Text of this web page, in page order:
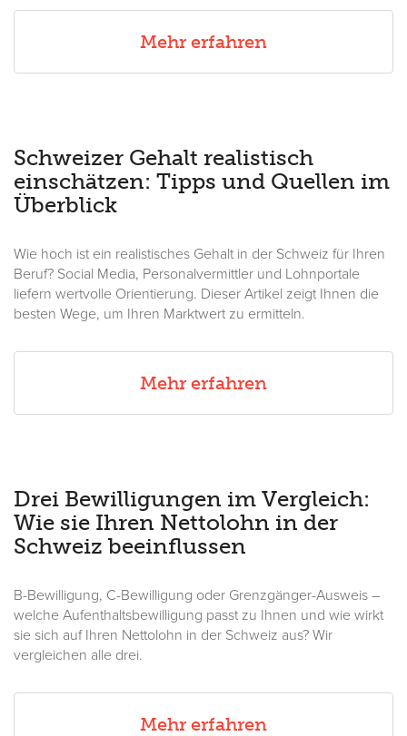
Mehr erfahren
Schweizer Gehalt realistisch
einschätzen: Tipps und Quellen im
Überblick
Wie hoch ist ein realistisches Gehalt in der Schweiz für Ihren
Beruf? Social Media, Personalvermittler und Lohnportale
liefern wertvolle Orientierung. Dieser Artikel zeigt Ihnen die
besten Wege, um Ihren Marktwert zu ermitteln.
Mehr erfahren
Drei Bewilligungen im Vergleich:
Wie sie Ihren Nettolohn in der
Schweiz beeinflussen
B-Bewilligung, C-Bewilligung oder Grenzgänger-Ausweis –
welche Aufenthaltsbewilligung passt zu Ihnen und wie wirkt
sie sich auf Ihren Nettolohn in der Schweiz aus? Wir
vergleichen alle drei.
Mehr erfahren